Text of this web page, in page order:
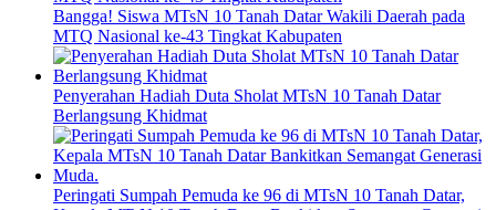
Bangga! Siswa MTsN 10 Tanah Datar Wakili Daerah pada
MTQ Nasional ke-43 Tingkat Kabupaten
Penyerahan Hadiah Duta Sholat MTsN 10 Tanah Datar
Berlangsung Khidmat
Peringati Sumpah Pemuda ke 96 di MTsN 10 Tanah Datar,